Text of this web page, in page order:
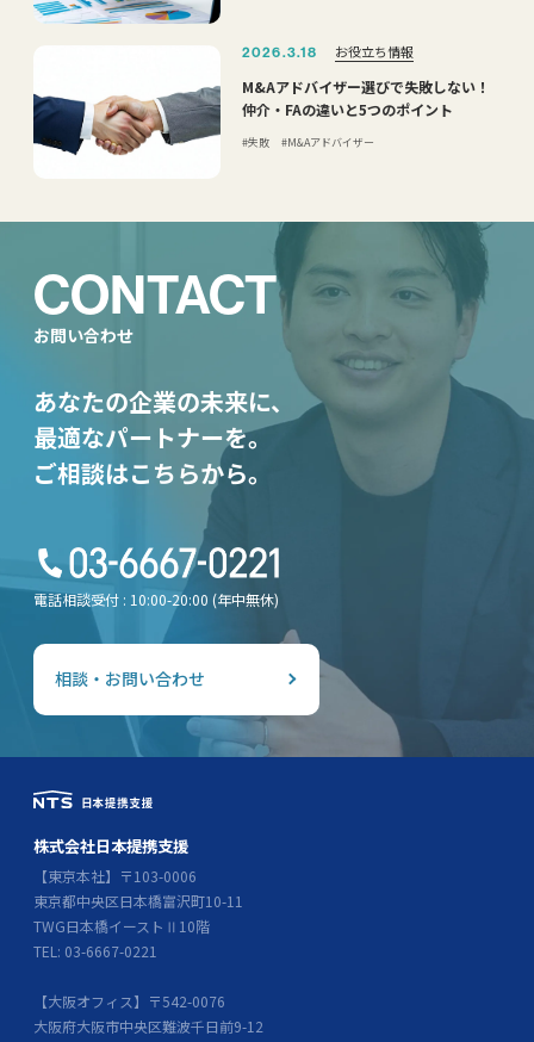
2026.3.18 お役立ち情報
M&Aアドバイザー選びで失敗しない！
仲介・FAの違いと5つのポイント
失敗 M&Aアドバイザー
CONTACT
お問い合わせ
あなたの企業の未来に、
最適なパートナーを。
ご相談はこちらから。
電話相談受付 : 10:00-20:00 (年中無休)
相談・お問い合わせ
株式会社日本提携支援
【東京本社】〒103-0006
東京都中央区日本橋富沢町10-11
TWG日本橋イーストⅡ10階
TEL: 03-6667-0221
【大阪オフィス】〒542-0076
大阪府大阪市中央区難波千日前9-12